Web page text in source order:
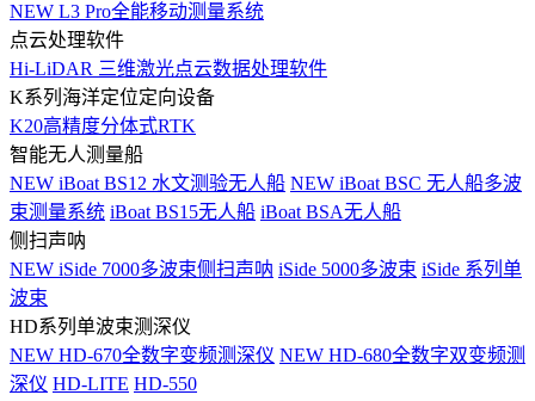
NEW L3 Pro全能移动测量系统
点云处理软件
Hi-LiDAR 三维激光点云数据处理软件
K系列海洋定位定向设备
K20高精度分体式RTK
智能无人测量船
NEW iBoat BS12 水文测验无人船 NEW iBoat BSC 无人船多波
束测量系统 iBoat BS15无人船 iBoat BSA无人船
侧扫声呐
NEW iSide 7000多波束侧扫声呐 iSide 5000多波束 iSide 系列单
波束
HD系列单波束测深仪
NEW HD-670全数字变频测深仪 NEW HD-680全数字双变频测
深仪 HD-LITE HD-550